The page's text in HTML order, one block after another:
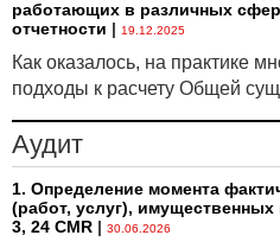
работающих в различных
отчетности | 19.12.2025
Как оказалось, на практике
подходы к расчету Общей
Аудит
1. Определение момента
(работ, услуг),
3, 24 CMR | 30.06.2026